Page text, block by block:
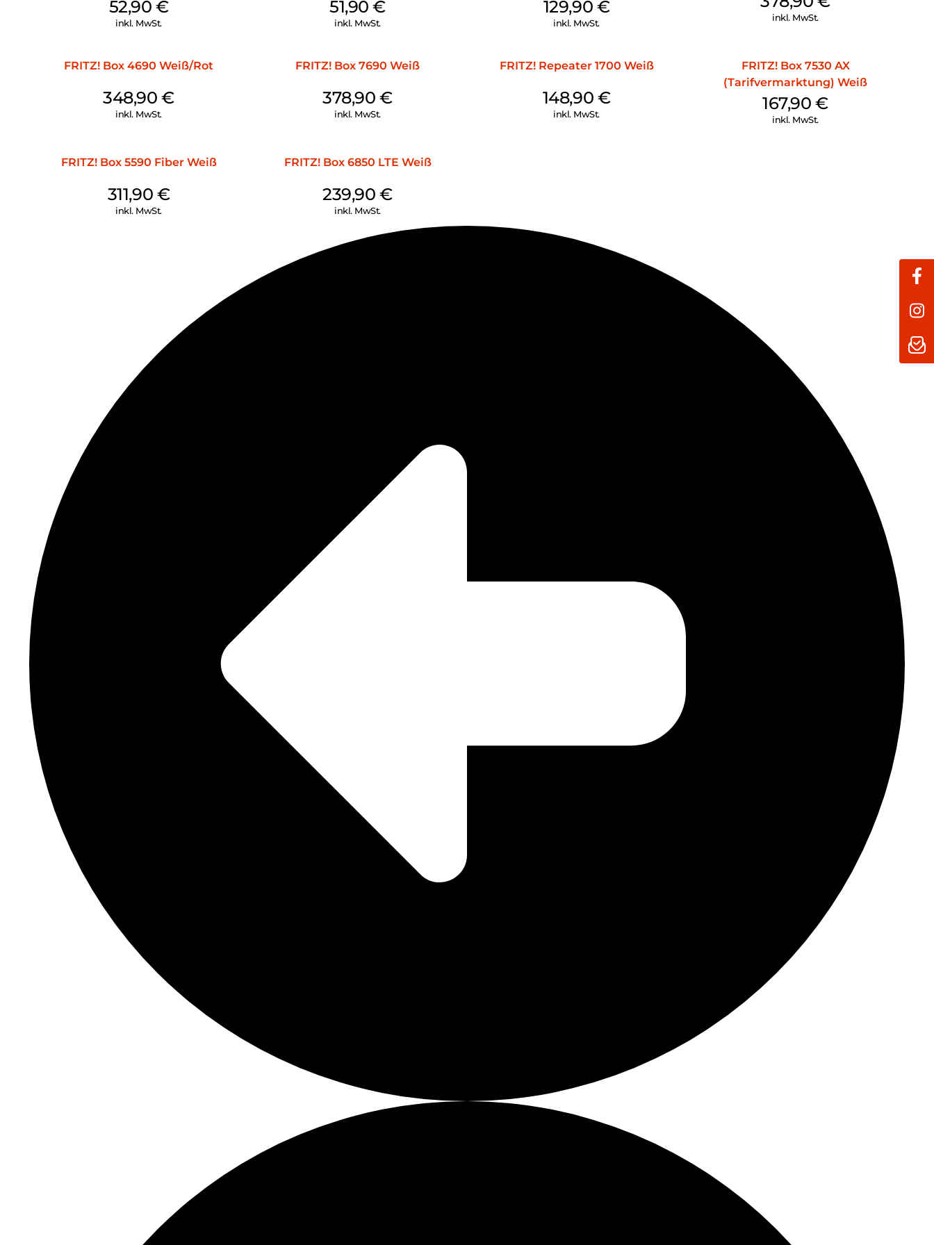
52,90 €
inkl. MwSt.
51,90€
inkl. MwSt.
129,90 €
inkl. MwSt. inkl. MwSt.
FRITZ! Box 4690 Weiß/Rot
348,90€
inkl. MwSt.
FRITZ! Box 7690 Weiß
378,90€
inkl. MwSt.
FRITZ! Repeater 1700 Weiß
148,90 €
inkl. MwSt.
FRITZ! Box 7530 AX
(Tarifvermarktung) Weiß
167,90€
inkl. MwSt.
FRITZ! Box 5590 Fiber Weiß
311,90 €
inkl. MwSt.
FRITZ! Box 6850 LTE Weiß
239,90€
inkl. MwSt.